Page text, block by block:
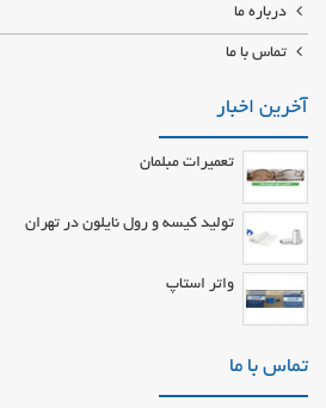
درباره ما
تماس با ما
آخرین اخبار
تعمیرات مبلمان
تولید کیسه و رول نایلون در تهران
واتر استاپ
تماس با ما